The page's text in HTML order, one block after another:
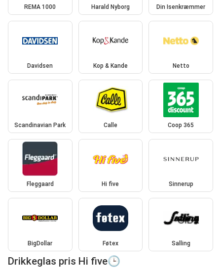
REMA 1000 Harald Nyborg Din Isenkræmmer
Davidsen Kop & Kande Netto
Scandinavian Park Calle Coop 365
Fleggaard Hi five Sinnerup
BigDollar Føtex Salling
Drikkeglas pris Hi five🕒